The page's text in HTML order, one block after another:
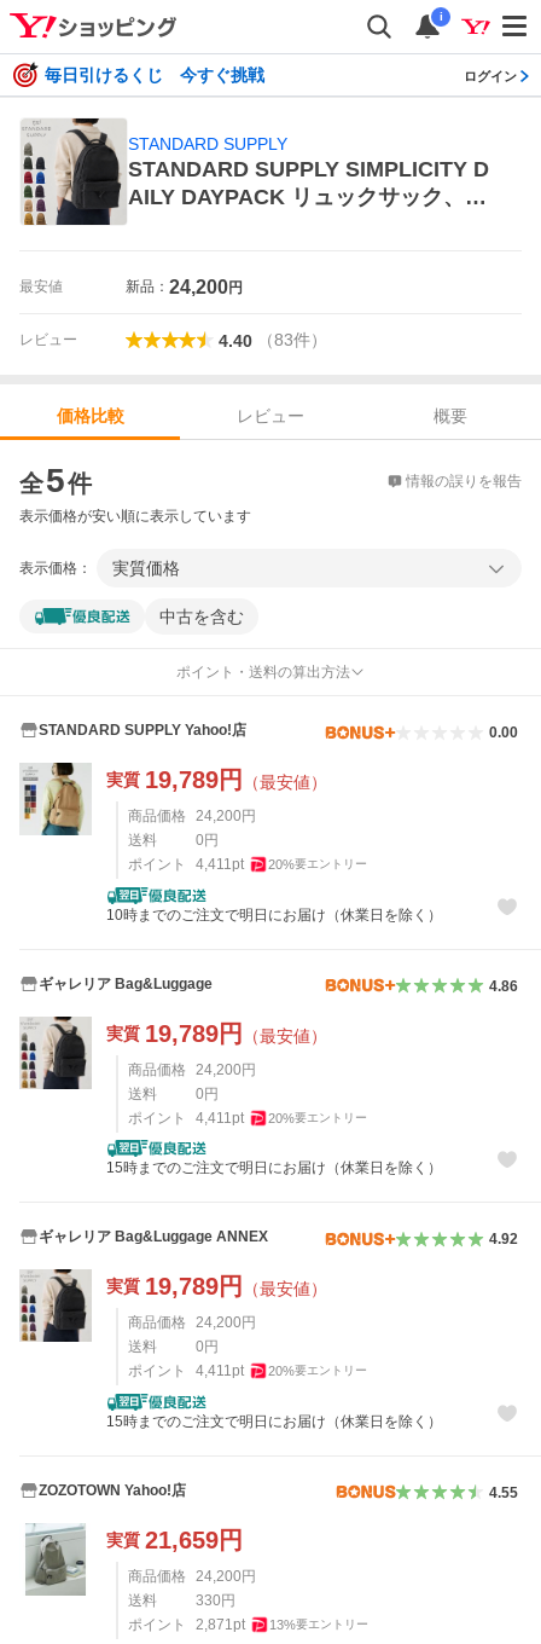
i
毎日引けるくじ 今すぐ挑戦 ログイン
STANDARD SUPPLY
STANDARD SUPPLY SIMPLICITY D
AILY DAYPACK リュックサック、デ
最安値 新品： 24,200円
レビュー 4.40 （83件）
価格比較 レビュー
概要
全5件 情報の誤りを報告
表示価格が安い順に表示しています
表示価格： 実質価格
中古を含む
ポイント・送料の算出方法
STANDARD SUPPLY Yahoo!店 0.00
実質 19,789円 （最安値）
商品価格 24,200 円
送料
0 円
ポイント
4,411pt 20%要エントリー
10時までのご注文で明日にお届け（休業日を除く）
ギャレリア Bag&Luggage 4.86
実質 19,789円 （最安値）
商品価格 24,200円
送料
0円
ポイント
4,411 pt 20%要エントリー
15時までのご注文で明日にお届け（休業日を除く）
ギャレリア Bag&Luggage ANNEX 4.92
実質 19,789円 （最安値）
商品価格 24,200 円
送料
0 円
ポイント
4,411pt 20%要エントリー
15時までのご注文で明日にお届け（休業日を除く）
ZOZOTOWN Yahoo!店 4.55
実質 21,659円
商品価格 24,200円
送料
330円
ポイント
2,871 pt 13%要エントリー